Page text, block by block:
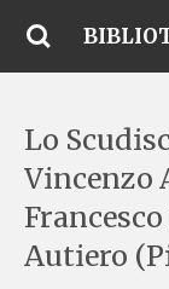
Vai
principale
Lo
Vincenzo
Autiero